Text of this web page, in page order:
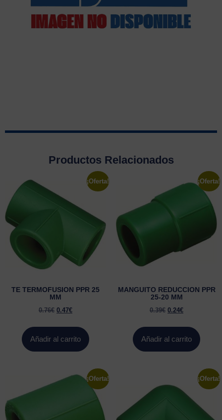
Productos Relacionados
¡Oferta!
TE TERMOFUSION PPR 25
MM
0.76€ 0.47€
Añadir al carrito
¡Oferta!
MANGUITO REDUCCION PPR
25-20 MM
0.39€ 0.24€
Añadir al carrito
¡Oferta! ¡Oferta!